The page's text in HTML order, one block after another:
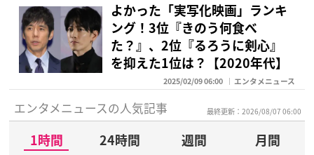
よかった「実写化映画」ランキ
ング！3位『きのう何食べ
た？』、2位『るろうに剣心』
を抑えた1位は？【2020年代】
2025/02/09 06:00 エンタメニュース
エンタメニュースの人気記事 最終更新：2026/08/07 06:00
1時間 24時間 週間
月間